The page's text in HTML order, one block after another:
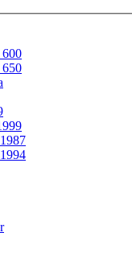
600
650